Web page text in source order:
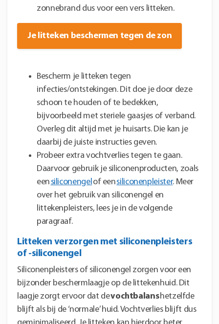
zonnebrand dus voor een vers litteken.
Je litteken beschermen tegen de zon
Bescherm je litteken tegen
infecties/ontstekingen. Dit doe je door deze
schoon te houden of te bedekken,
bijvoorbeeld met steriele gaasjes of verband.
Overleg dit altijd met je huisarts. Die kan je
daarbij de juiste instructies geven.
Probeer extra vochtverlies tegen te gaan.
Daarvoor gebruik je siliconenproducten, zoals
een siliconengelof eensiliconenpleister. Meer
over het gebruik van siliconengel en
littekenpleisters, lees je in de volgende
paragraaf.
Litteken verzorgen met siliconenpleisters
of -siliconengel
Siliconenpleisters of siliconengel zorgen voor een
bijzonder beschermlaagje op de littekenhuid. Dit
laagje zorgt ervoor dat devochtbalanshetzelfde
blijft als bij de ‘normale’ huid. Vochtverlies blijft dus